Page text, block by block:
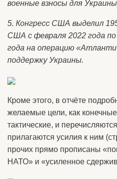
военные взносы для
5. Конгресс США выделил
США с февраля 2022 года
года на операцию
поддержку Украины.
Кроме этого, в отчёте
желаемые цели, как конечные
тактические, и
прилагаются усилия к ним
прочих прямо прописаны
НАТО» и «усиленное